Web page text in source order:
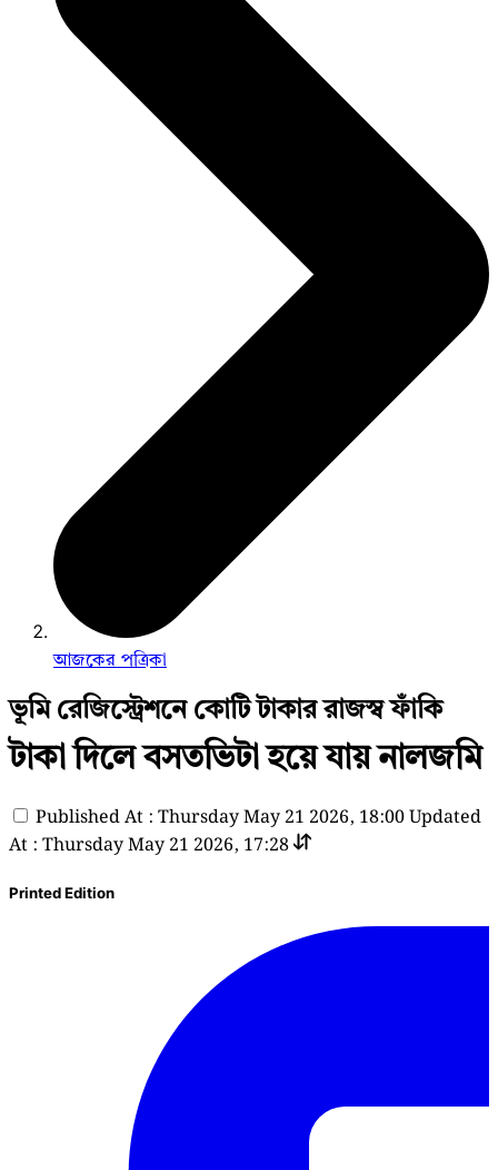
আজকের পত্রিকা
ভূমি রেজিস্ট্রেশনে কোটি টাকার রাজস্ব ফাঁকি
টাকা দিলে বসতভিটা হয়ে যায় নালজমি
Published At : Thursday May 21 2026, 18:00Updated
At : Thursday May 21 2026, 17:28
Printed Edition